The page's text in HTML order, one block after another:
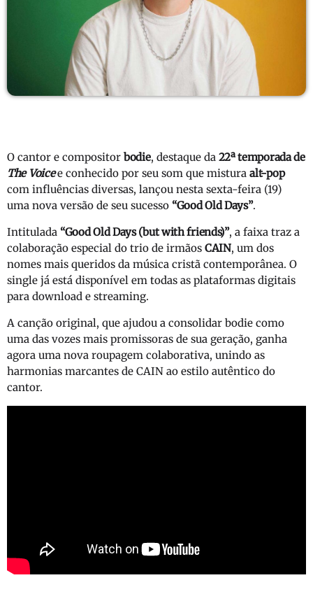
O cantor e compositor bodie, destaque da 22ª temporada de
The Voicee conhecido por seu som que misturaalt-pop
com influências diversas, lançou nesta sexta-feira (19)
uma nova versão de seu sucesso “Good Old Days”.
Intitulada “Good Old Days (but with friends)”, a faixa traz a
colaboração especial do trio de irmãos CAIN, um dos
nomes mais queridos da música cristã contemporânea. O
single já está disponível em todas as plataformas digitais
para download e streaming.
A canção original, que ajudou a consolidar bodie como
uma das vozes mais promissoras de sua geração, ganha
agora uma nova roupagem colaborativa, unindo as
harmonias marcantes de CAIN ao estilo autêntico do
cantor.